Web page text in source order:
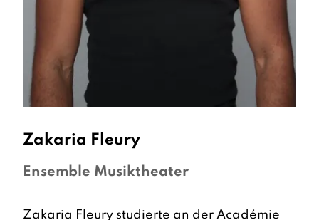
Zakaria Fleury
Ensemble Musiktheater
Zakaria Fleury studierte an der Académie